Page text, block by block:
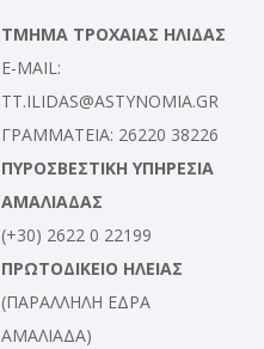
ΤΜΗΜΑ ΤΡΟΧΑΙΑΣ ΗΛΙΔΑΣ
E-MAIL:
TT.ILIDAS@ASTYNOMIA.GR
ΓΡΑΜΜΑΤΕΙΑ: 26220 38226
ΠΥΡΟΣΒΕΣΤΙΚΗ ΥΠΗΡΕΣΙΑ
ΑΜΑΛΙΑΔΑΣ
(+30) 2622 0 22199
ΠΡΩΤΟΔΙΚΕΙΟ ΗΛΕΙΑΣ
(ΠΑΡΑΛΛΗΛΗ ΕΔΡΑ
ΑΜΑΛΙΑΔΑ)